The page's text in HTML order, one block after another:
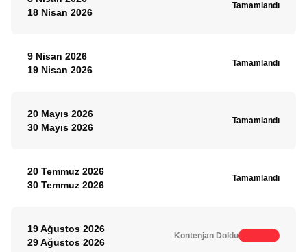
18 Nisan 2026
Tamamlandı
9 Nisan 2026
19 Nisan 2026
Tamamlandı
20 Mayıs 2026
30 Mayıs 2026
Tamamlandı
20 Temmuz 2026
30 Temmuz 2026
Tamamlandı
19 Ağustos 2026
29 Ağustos 2026
Kontenjan Doldu